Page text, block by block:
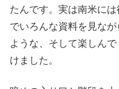
たんです。実は南米に
でいろんな資料を見な
ような、そして楽しん
けました。